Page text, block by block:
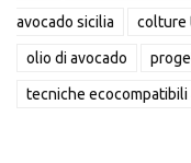
avocado sicilia colture
olio di avocado
tecniche ecocompatibili